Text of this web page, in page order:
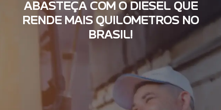
ABASTEÇA COM O DI ESEL QUE
RE N DE MAI S QUI LÔMET ROS N O
BRAS L!